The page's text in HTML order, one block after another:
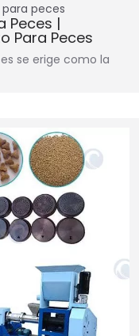
peces
Peces |
Para Peces
se erige como la